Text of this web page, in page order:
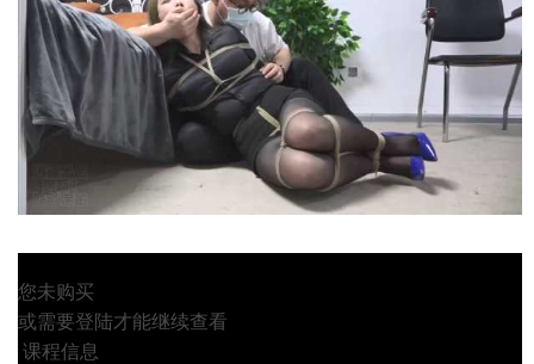
您未购买
或需要登陆才能继续查看
课程信息